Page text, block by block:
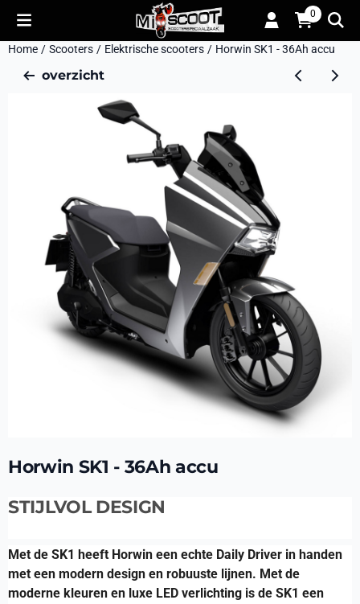
Cookievoorkeuren zijn momenteel gesloten. 0
Home / Scooters / Elektrische scooters / Horwin SK1 - 36Ah accu
overzicht
Horwin SK1 - 36Ah accu
STIJLVOL DESIGN
Met de SK1 heeft Horwin een echte Daily Driver in handen
met een modern design en robuuste lijnen. Met de
moderne kleuren en luxe LED verlichting is de SK1 een